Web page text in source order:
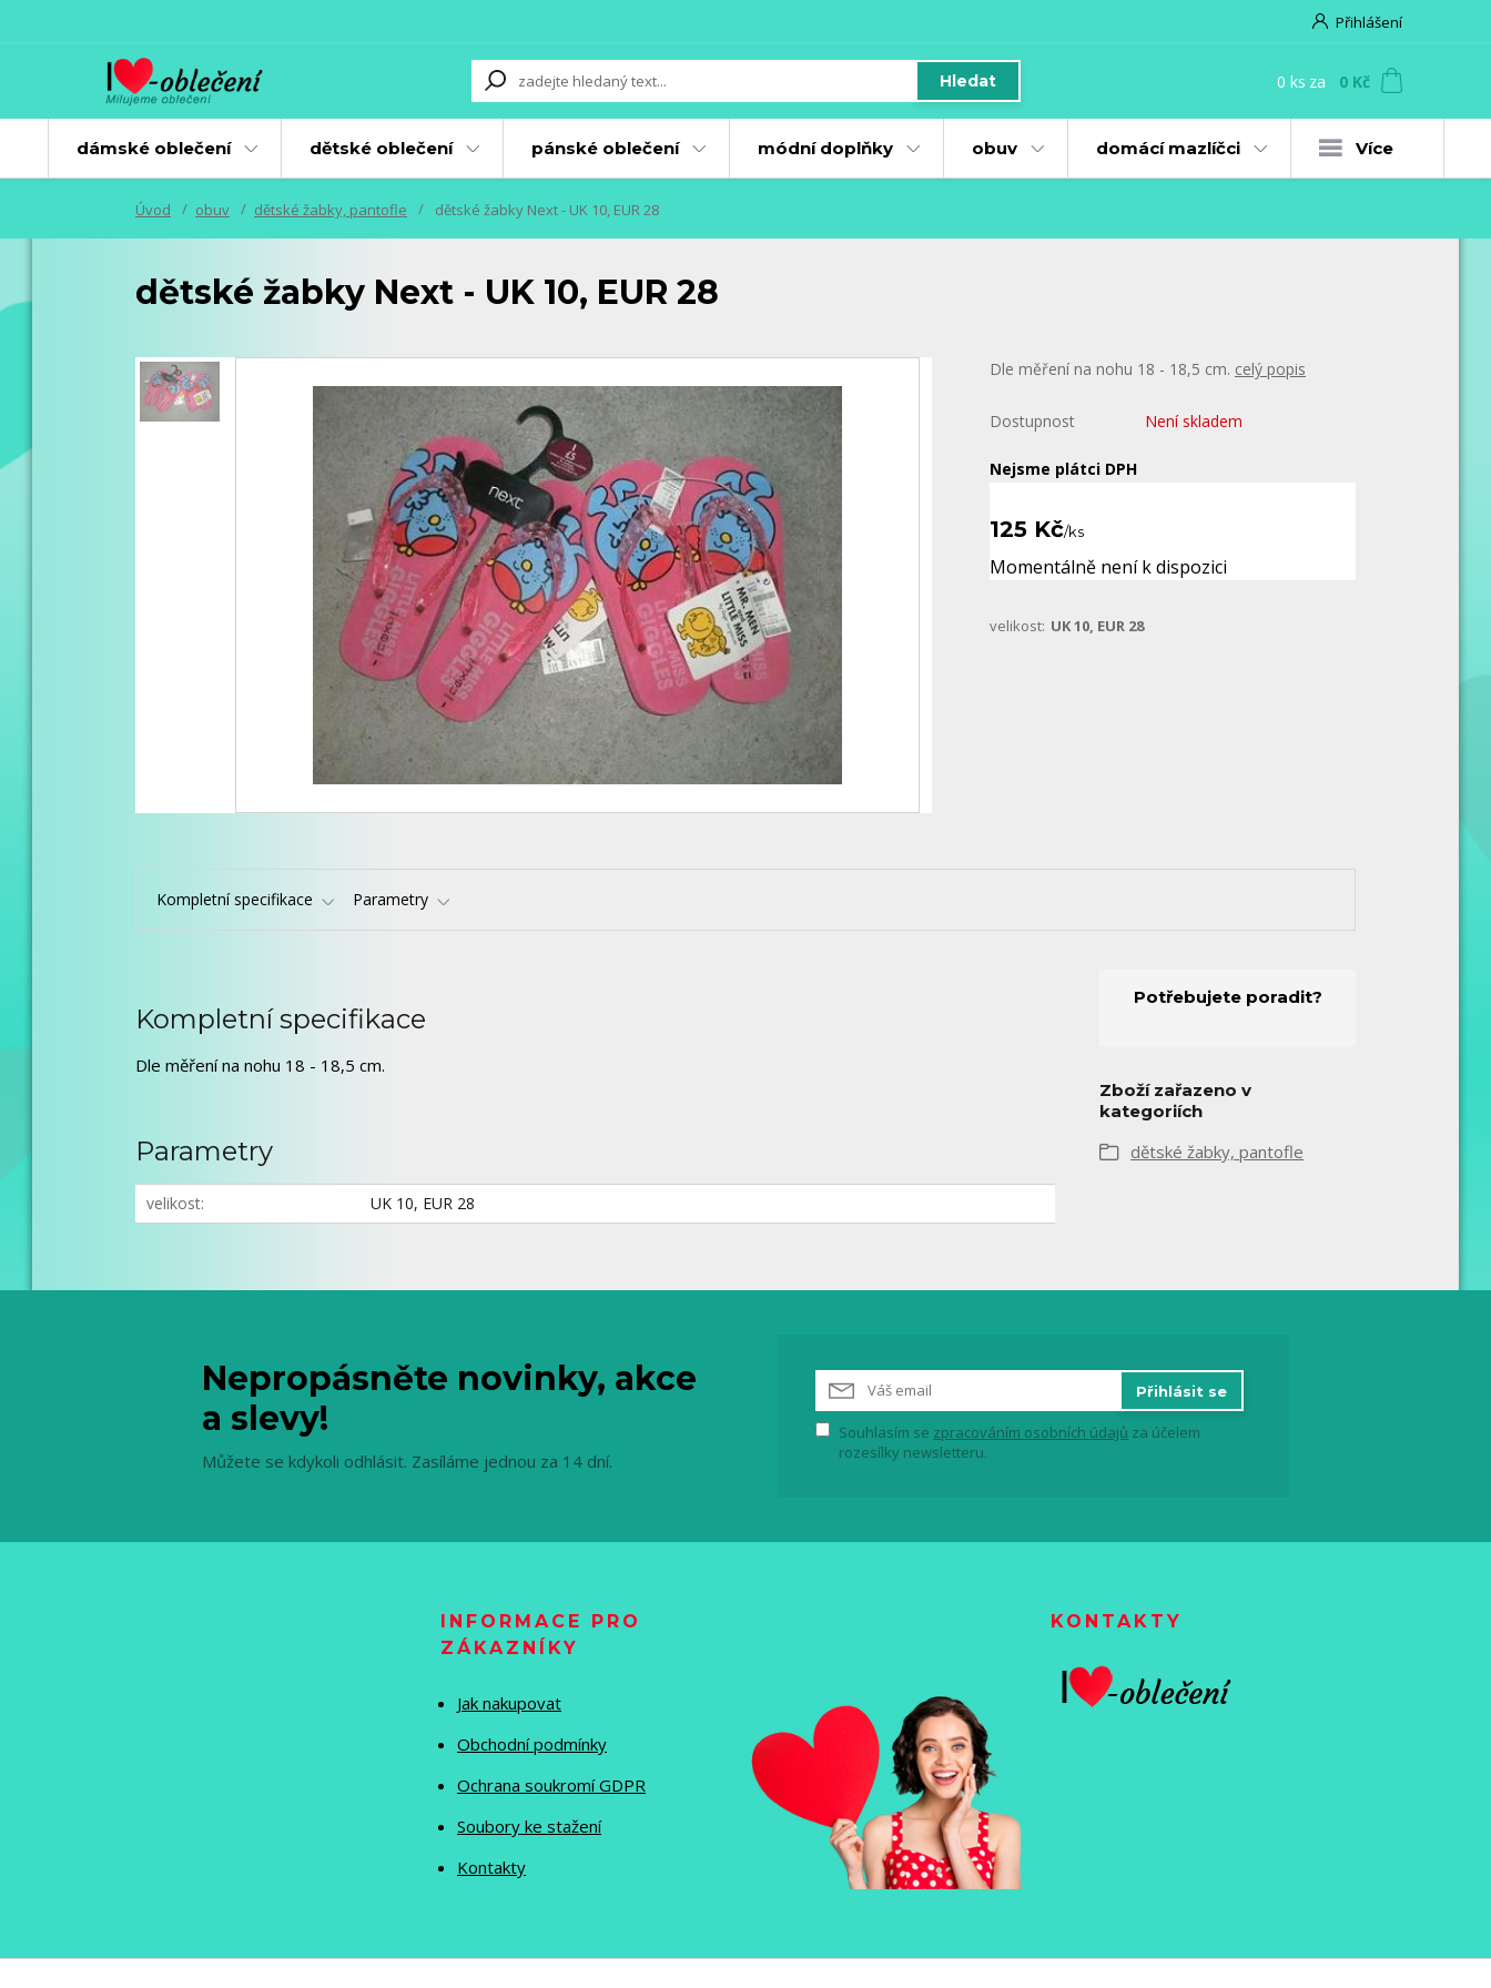
Přihlášení
Hledat 0 ks za 0 Kč
dámské oblečení dětské oblečení pánské oblečení módní doplňky obuv domácí mazlíčci Více
Úvod obuv dětské žabky, pantofle dětské žabky Next - UK 10, EUR 28
dětské žabky Next - UK 10, EUR 28
Dle měření na nohu 18 - 18,5 cm. celý popis
Dostupnost Není skladem
Nejsme plátci DPH
125 Kč/ks
Momentálně není k dispozici
velikost: UK 10, EUR 28
Kompletní specifikace Parametry
Kompletní specifikace
Dle měření na nohu 18 - 18,5 cm.
Parametry
velikost UK 10, EUR 28
Potřebujete poradit?
Zboží zařazeno v
kategoriích
dětské žabky, pantofle
Nepropásněte novinky, akce
a slevy!
Můžete se kdykoli odhlásit. Zasíláme jednou za 14 dní.
Přihlásit se
Souhlasím se zpracováním osobních údajů za účelem
rozesílky newsletteru.
INFORMACE PRO
ZÁKAZNÍKY
Jak nakupovat
Obchodní podmínky
Ochrana soukromí GDPR
Soubory ke stažení
Kontakty
KONTAKTY